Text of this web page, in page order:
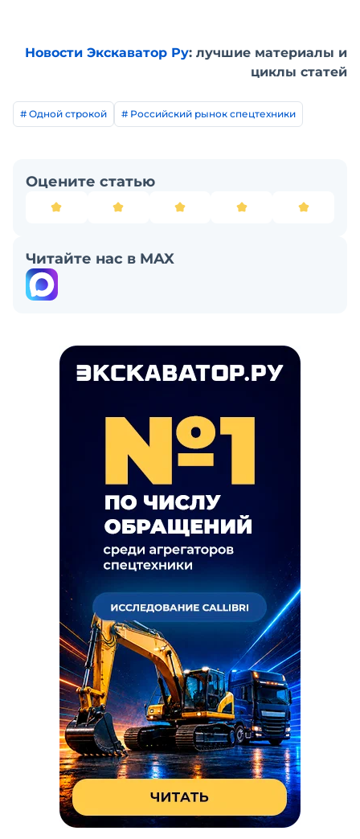
Новости Экскаватор Ру: лучшие материалы и
циклы статей
# Одной строкой # Российский рынок спецтехники
Оцените статью
Читайте нас в MAX